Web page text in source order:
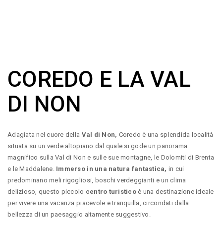
COREDO E LA VAL
DI NON
Adagiata nel cuore della Val di Non, Coredo è una splendida località
situata su un verde altopiano dal quale si gode un panorama
magnifico sulla Val di Non e sulle sue montagne, le Dolomiti di Brenta
e le Maddalene. Immerso in una natura fantastica, in cui
predominano meli rigogliosi, boschi verdeggianti e un clima
delizioso, questo piccolo centro turisticoè una destinazione ideale
per vivere una vacanza piacevole e tranquilla, circondati dalla
bellezza di un paesaggio altamente suggestivo.